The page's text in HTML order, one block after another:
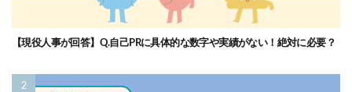
【現役人事が回答】Q.自己PRに具体的な数字や実績がない！絶対に必要？